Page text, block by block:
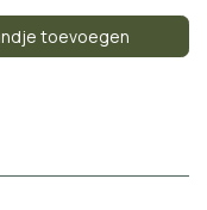
toevoegen